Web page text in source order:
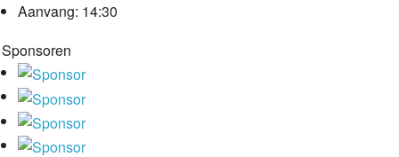
Aanvang: 14:30
Sponsoren